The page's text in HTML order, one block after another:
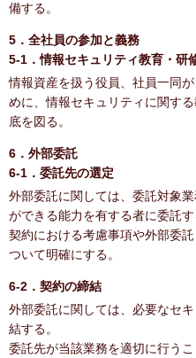
備する。
5．全社員の参加と義務
5-1．情報セキュリティ教育・研
情報資産を扱う役員、社員一同
めに、情報セキュリティに関す
底を図る。
6．外部委託
6-1．委託先の選定
外部委託に関しては、委託対象
ができる能力を有する者に委託
契約における考慮事項や外部委
ついて明確にする。
6-2．契約の締結
外部委託に関しては、必要なセ
結する。
委託先が当該業務を適切に行う